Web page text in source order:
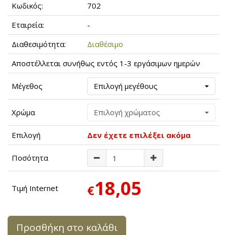
Κωδικός:
702
Εταιρεία:
-
Διαθεσιμότητα:
Διαθέσιμο
Αποστέλλεται συνήθως εντός 1-3 εργάσιμων ημερών
Μέγεθος Επιλογή μεγέθους
Χρώμα Επιλογή χρώματος
Επιλογή Δεν έχετε επιλέξει ακόμα
Ποσότητα
Τιμή Internet €18,05
Προσθήκη στο καλάθι